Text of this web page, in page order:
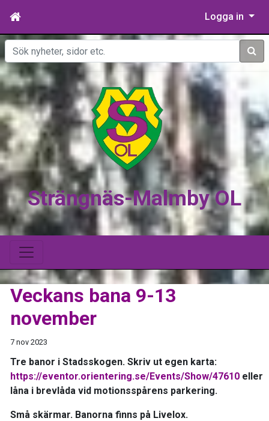
Logga in
Sök
Strängnäs-Malmby OL
Veckans bana 9-13
november
7 nov 2023
Tre banor i Stadsskogen. Skriv ut egen karta:
https://eventor.orientering.se/Events/Show/47610 eller
låna i brevlåda vid motionsspårens parkering.
Små skärmar. Banorna finns på Livelox.